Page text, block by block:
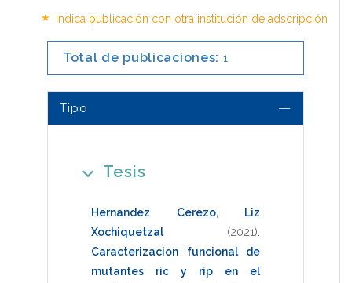
* Indica publicación con otra institución de adscripción
Total de publicaciones: 1
Tipo
Tesis
Hernandez Cerezo, Liz
Xochiquetzal
(2021)
Caracterizacion funcional de
mutantes ric y rip en el